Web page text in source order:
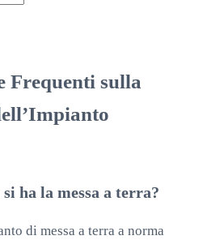
Frequenti sulla
si ha la messa a terra?
di messa a terra a norma